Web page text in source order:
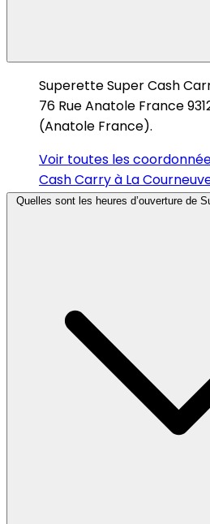
Superette Super Cash
76 Rue Anatole France
(Anatole France).
Voir toutes les
Cash Carry à La
Quelles sont les heures d’ouverture de